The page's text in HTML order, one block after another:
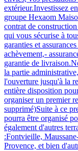
extérieur.Investissez
groupe Hexaom
contrat de
qui vous sécurise à
garanties et
achèvement,-
garantie de
la partie
l'ouverture jusqu'à la
entière disposition
organiser un premier
supprimé)Suite à ce
pourra être organisé
également d'autres
:Fontvieille,
Provence, et bien